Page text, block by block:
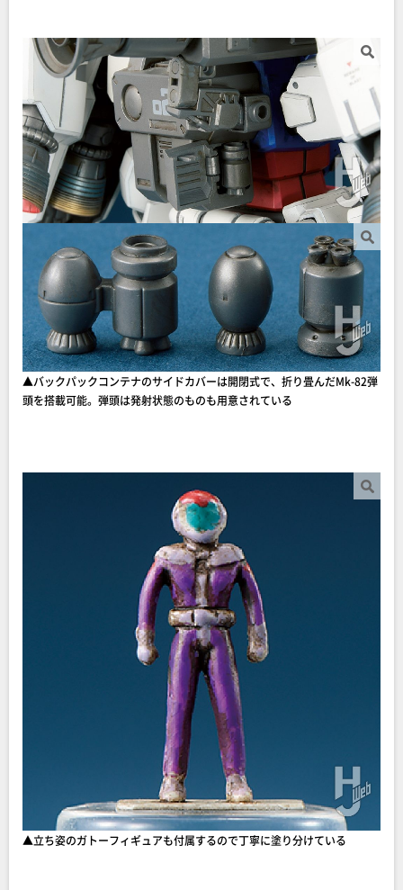
▲バックパックコンテナのサイドカバーは開閉式で、折り畳んだMk-82弾
頭を搭載可能。弾頭は発射状態のものも用意されている
▲立ち姿のガトーフィギュアも付属するので丁寧に塗り分けている